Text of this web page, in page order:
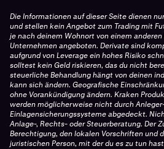
Die Informationen auf dieser Seite dienen
und stellen kein Angebot zum Trading mit
je nach deinem Wohnort von einem
Unternehmen angeboten. Derivate sind
aufgrund von Leverage ein hohes Risiko
solltest kein Geld riskieren, das du nicht
steuerliche Behandlung hängt von deinen
kann sich ändern. Geografische
ohne Vorankündigung ändern. Kraken
werden möglicherweise nicht durch
Einlagensicherungssysteme abgedeckt.
Anlage-, Rechts- oder Steuerberatung. Der
Berechtigung, den lokalen Vorschriften und
juristischen Person, mit der du es zu tun